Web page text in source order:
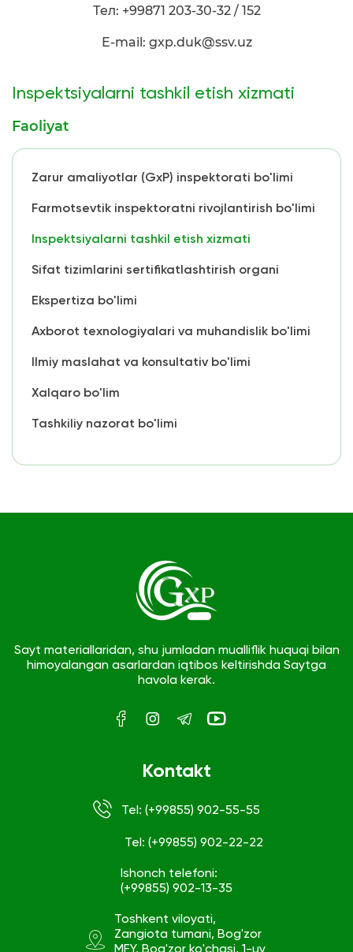
Тел: +99871 203-30-32 / 152
E-mail: gxp.duk@ssv.uz
Inspektsiyalarni tashkil etish xizmati
Faoliyat
Zarur amaliyotlar (GxP) inspektorati bo'limi
Farmotsevtik inspektoratni rivojlantirish bo'limi
Inspektsiyalarni tashkil etish xizmati
Sifat tizimlarini sertifikatlashtirish organi
Ekspertiza bo'limi
Axborot texnologiyalari va muhandislik bo'limi
Ilmiy maslahat va konsultativ bo'limi
Xalqaro bo'lim
Tashkiliy nazorat bo'limi
Sayt materiallaridan, shu jumladan mualliflik huquqi bilan
himoyalangan asarlardan iqtibos keltirishda Saytga
havola kerak.
Kontakt
Tel: (+99855) 902-55-55
Tel: (+99855) 902-22-22
Ishonch telefoni:
(+99855) 902-13-35
Toshkent viloyati,
Zangiota tumani, Bog'zor
MFY, Bog'zor ko'chasi, 1-uy